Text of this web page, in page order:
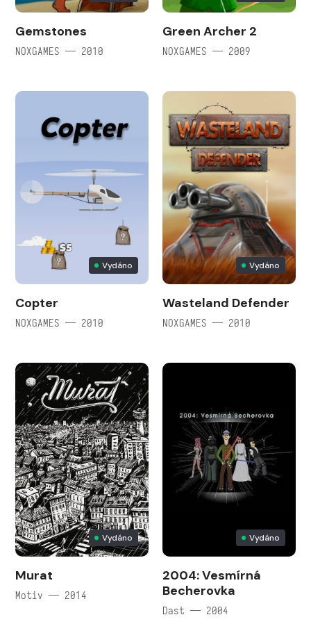
Gemstones
NOXGAMES — 2010
Green Archer 2
NOXGAMES — 2009
Vydáno
Copter
NOXGAMES — 2010
Vydáno
Wasteland Defender
NOXGAMES — 2010
Vydáno
Murat
Motiv — 2014
Vydáno
2004: Vesmírná
Becherovka
Dast — 2004